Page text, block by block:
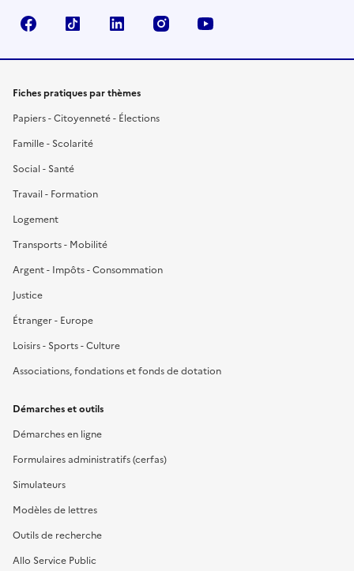
FacebookTikTok LinkedIn Instagram
Fiches pratiques par thèmes
Papiers - Citoyenneté - Élections
Famille - Scolarité
Social - Santé
Travail - Formation
Logement
Transports - Mobilité
Argent - Impôts - Consommation
Justice
Étranger - Europe
Loisirs - Sports - Culture
Associations, fondations et fonds de dotation
Démarches et outils
Démarches en ligne
Formulaires administratifs (cerfas)
Simulateurs
Modèles de lettres
Outils de recherche
Allo Service Public